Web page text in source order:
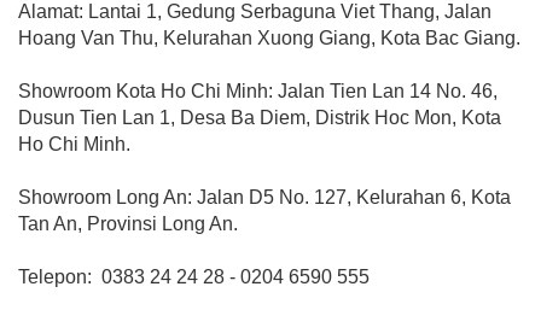
Alamat: Lantai 1, Gedung Serbaguna Viet Thang, Jalan
Hoang Van Thu, Kelurahan Xuong Giang, Kota Bac Giang.
Showroom Kota Ho Chi Minh: Jalan Tien Lan 14 No. 46,
Dusun Tien Lan 1, Desa Ba Diem, Distrik Hoc Mon, Kota
Ho Chi Minh.
Showroom Long An: Jalan D5 No. 127, Kelurahan 6, Kota
Tan An, Provinsi Long An.
Telepon: 0383 24 24 28 - 0204 6590 555